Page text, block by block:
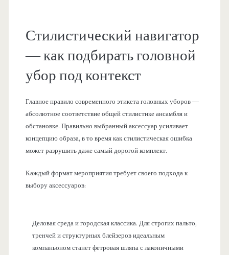
Стилистический навигатор
— как подбирать головной
убор под контекст
Главное правило современного этикета головных уборов —
абсолютное соответствие общей стилистике ансамбля и
обстановке. Правильно выбранный аксессуар усиливает
концепцию образа, в то время как стилистическая ошибка
может разрушить даже самый дорогой комплект.
Каждый формат мероприятия требует своего подхода к
выбору аксессуаров:
Деловая среда и городская классика. Для строгих пальто,
тренчей и структурных блейзеров идеальным
компаньоном станет фетровая шляпа с лаконичными